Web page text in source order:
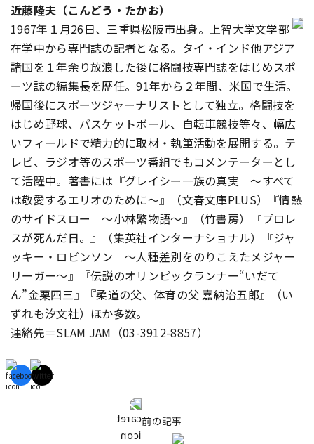
近藤隆夫（こんどう・たかお）
1967年１月26日、三重県松阪市出身。上智大学文学部
在学中から専門誌の記者となる。タイ・インド他アジア
諸国を１年余り放浪した後に格闘技専門誌をはじめスポ
ーツ誌の編集長を歴任。91年から２年間、米国で生活。
帰国後にスポーツジャーナリストとして独立。格闘技を
はじめ野球、バスケットボール、自転車競技等々、幅広
いフィールドで精力的に取材・執筆活動を展開する。テ
レビ、ラジオ等のスポーツ番組でもコメンテーターとし
て活躍中。著書には『グレイシー一族の真実 ～すべて
は敬愛するエリオのために～』（文春文庫PLUS）『情熱
のサイドスロー ～小林繁物語～』（竹書房）『プロレ
スが死んだ日。』（集英社インターナショナル）『ジャ
ッキー・ロビンソン ～人種差別をのりこえたメジャー
リーガー～』『伝説のオリンピックランナー“いだて
ん”金栗四三』『柔道の父、体育の父 嘉納治五郎』（い
ずれも汐文社）ほか多数。
連絡先＝SLAM JAM（03-3912-8857）
前の記事